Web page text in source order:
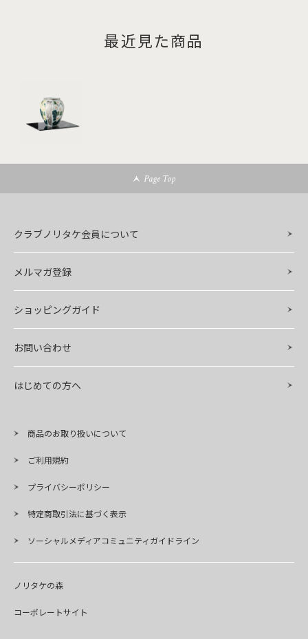
最近見た商品
Page Top
クラブノリタケ会員について
メルマガ登録
ショッピングガイド
お問い合わせ
はじめての方へ
商品のお取り扱いについて
ご利用規約
プライバシーポリシー
特定商取引法に基づく表示
ソーシャルメディアコミュニティガイドライン
ノリタケの森
コーポレートサイト